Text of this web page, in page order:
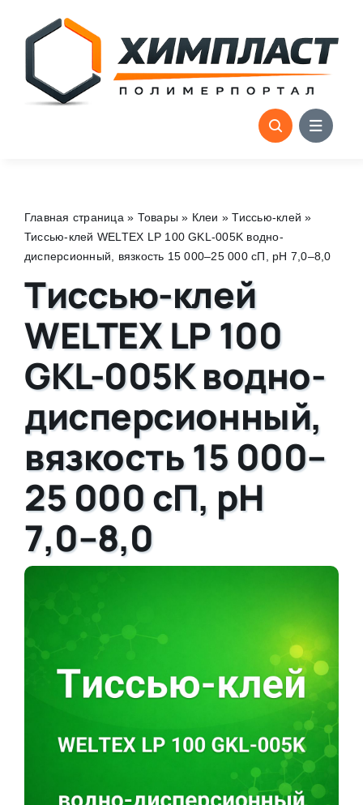
content
Главная страница » Товары » Клеи »Тиссью-клей »
Тиссью-клей WELTEX LP 100 GKL-005K водно-
дисперсионный, вязкость 15 000–25 000 сП, pH 7,0–8,0
Тиссью-клей
WELTEX LP 100
GKL-005K водно-
дисперсионный,
вязкость 15 000–
25 000 сП, pH
7,0–8,0